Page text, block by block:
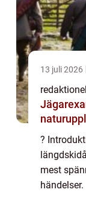
13 juli 2026
redaktionel
?
mest